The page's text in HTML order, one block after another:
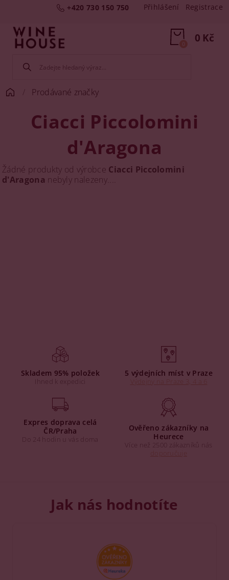
+420 730 150 750 Přihlášení Registrace
0 Kč
0
Prodávané značky
Ciacci Piccolomini
d'Aragona
Žádné produkty od výrobce Ciacci Piccolomini
d'Aragona nebyly nalezeny....
Skladem 95% položek
Ihned k expedici
5 výdejních míst v Praze
Expres doprava celá
ČR/Praha
Do 24 hodin u vás doma
Ověřeno zákazníky na
Heurece
Více než 2500 zákazníků nás
Jak nás hodnotíte